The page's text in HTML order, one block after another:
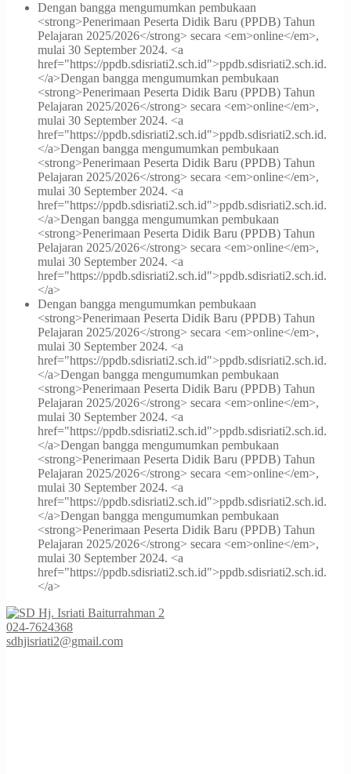
Dengan bangga mengumumkan pembukaan
<strong>Penerimaan Peserta Didik Baru (PPDB) Tahun
Pelajaran 2025/2026</strong> secara <em>online</em>,
mulai 30 September 2024. <a
href="https://ppdb.sdisriati2.sch.id">ppdb.sdisriati2.sch.id.
</a>Dengan bangga mengumumkan pembukaan
<strong>Penerimaan Peserta Didik Baru (PPDB) Tahun
Pelajaran 2025/2026</strong> secara <em>online</em>,
mulai 30 September 2024. <a
href="https://ppdb.sdisriati2.sch.id">ppdb.sdisriati2.sch.id.
</a>Dengan bangga mengumumkan pembukaan
<strong>Penerimaan Peserta Didik Baru (PPDB) Tahun
Pelajaran 2025/2026</strong> secara <em>online</em>,
mulai 30 September 2024. <a
href="https://ppdb.sdisriati2.sch.id">ppdb.sdisriati2.sch.id.
</a>Dengan bangga mengumumkan pembukaan
<strong>Penerimaan Peserta Didik Baru (PPDB) Tahun
Pelajaran 2025/2026</strong> secara <em>online</em>,
mulai 30 September 2024. <a
href="https://ppdb.sdisriati2.sch.id">ppdb.sdisriati2.sch.id.
</a>
Dengan bangga mengumumkan pembukaan
<strong>Penerimaan Peserta Didik Baru (PPDB) Tahun
Pelajaran 2025/2026</strong> secara <em>online</em>,
mulai 30 September 2024. <a
href="https://ppdb.sdisriati2.sch.id">ppdb.sdisriati2.sch.id.
</a>Dengan bangga mengumumkan pembukaan
<strong>Penerimaan Peserta Didik Baru (PPDB) Tahun
Pelajaran 2025/2026</strong> secara <em>online</em>,
mulai 30 September 2024. <a
href="https://ppdb.sdisriati2.sch.id">ppdb.sdisriati2.sch.id.
</a>Dengan bangga mengumumkan pembukaan
<strong>Penerimaan Peserta Didik Baru (PPDB) Tahun
Pelajaran 2025/2026</strong> secara <em>online</em>,
mulai 30 September 2024. <a
href="https://ppdb.sdisriati2.sch.id">ppdb.sdisriati2.sch.id.
</a>Dengan bangga mengumumkan pembukaan
<strong>Penerimaan Peserta Didik Baru (PPDB) Tahun
Pelajaran 2025/2026</strong> secara <em>online</em>,
mulai 30 September 2024. <a
href="https://ppdb.sdisriati2.sch.id">ppdb.sdisriati2.sch.id.
</a>
024-7624368
sdhjisriati2@gmail.com